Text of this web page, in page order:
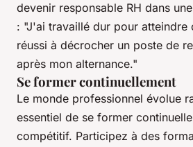
devenir responsable RH dans
: "J'ai travaillé dur pour
réussi à décrocher un poste de
après mon alternance."
Se former continuellement
Le monde professionnel évolue
essentiel de se former
compétitif. Participez à des